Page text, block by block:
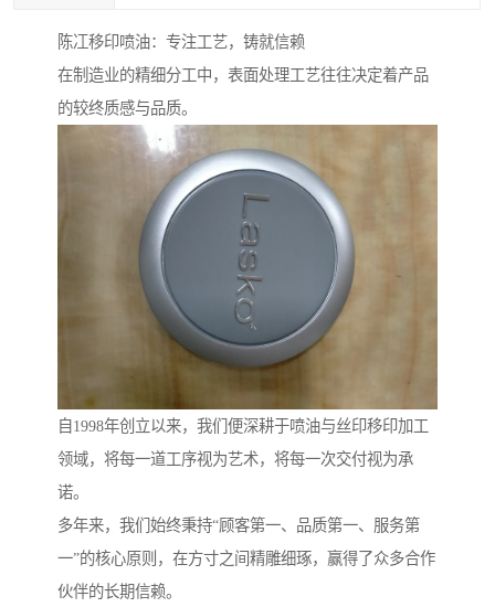
陈冮移印喷油：专注工艺，铸就信赖
在制造业的精细分工中，表面处理工艺往往决定着产品
的较终质感与品质。
自1998年创立以来，我们便深耕于喷油与丝印移印加工
领域，将每一道工序视为艺术，将每一次交付视为承
诺。
多年来，我们始终秉持“顾客第一、品质第一、服务第
一”的核心原则，在方寸之间精雕细琢，赢得了众多合作
伙伴的长期信赖。